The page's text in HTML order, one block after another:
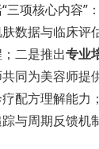
三项核心内容”
肤数据与临床评
二是推出专业
同为美容师提
配方理解能力
踪与周期反馈机